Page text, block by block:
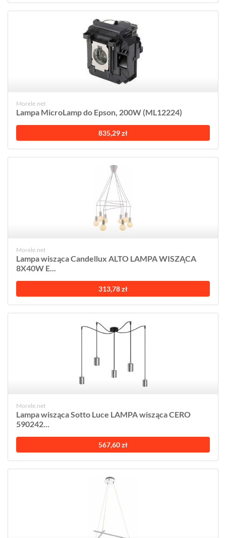
Morele.net
Lampa MicroLamp do Epson, 200W (ML12224)
835,29 zł
Morele.net
Lampa wisząca Candellux ALTO LAMPA WISZĄCA
8X40W E...
313,78 zł
Morele.net
Lampa wisząca Sotto Luce LAMPA wisząca CERO
590242...
567,60 zł